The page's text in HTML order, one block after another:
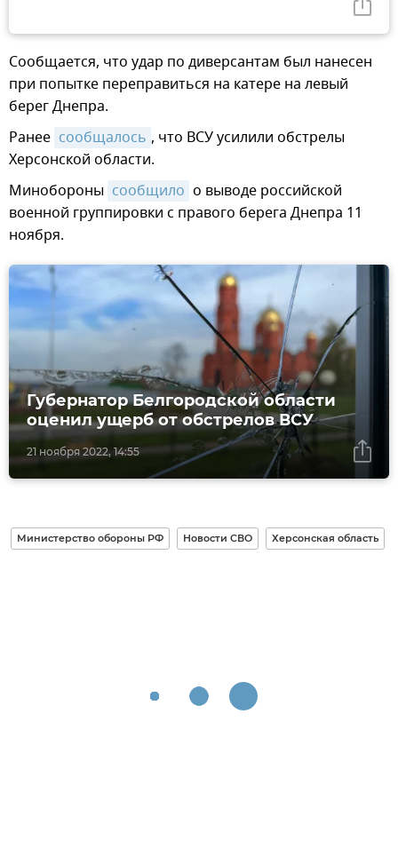
Сообщается, что удар по диверсантам был нанесен
при попытке переправиться на катере на левый
берег Днепра.
Ранее сообщалось , что ВСУ усилили обстрелы
Херсонской области.
Минобороны сообщило о выводе российской
военной группировки с правого берега Днепра 11
ноября.
21 ноября 2022, 14:55
Губернатор Белгородской области
оценил ущерб от обстрелов ВСУ
Министерство обороны РФ Новости СВО Херсонская область